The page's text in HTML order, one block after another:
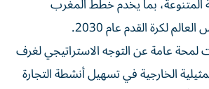
لكرة القدم عام 2030.
عامة عن التوجه الاستراتيجي لغرف
الخارجية في تسهيل أنشطة التجارة